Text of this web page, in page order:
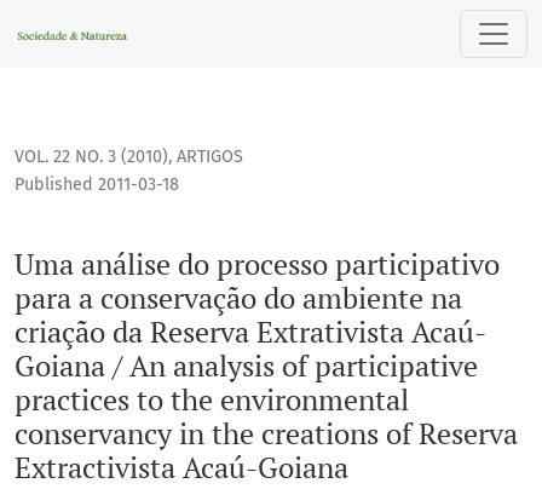
Uma análise do processo participativo para a
VOL. 22 NO. 3 (2010), ARTIGOS
Uma análise do processo participativo
para a conservação do ambiente na
criação da Reserva Extrativista Acaú-
Goiana / An analysis of participative
practices to the environmental
conservancy in the creations of Reserva
Extractivista Acaú-Goiana
Published 2011-03-18